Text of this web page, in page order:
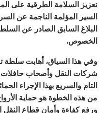
تعزيز السلامة الطرقية على
السير المؤلمة الناجمة عن
الخصوص.
وفي هذا السياق، أهابت سلطة
شركات النقل وأصحاب حافلات
التام والسريع بهذا الإجراء
من هذه الخطوة هو حماية
ورفع كفاءة وأمان قطاع النقل